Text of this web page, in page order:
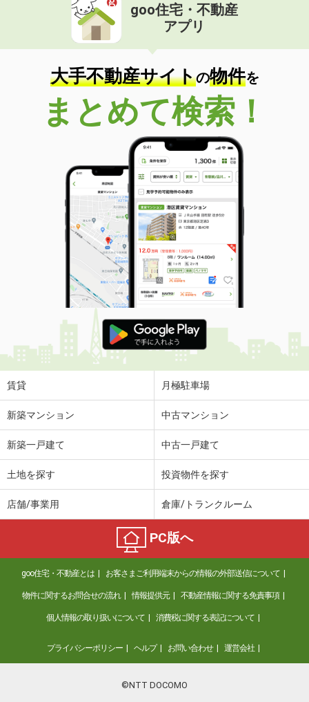
goo住宅・不動産
アプリ
大手不動産サイトの物件を
まとめて検索！
賃貸 月極駐車場
新築マンション 中古マンション
新築一戸建て 中古一戸建て
土地を探す 投資物件を探す
店舗/事業用 倉庫/トランクルーム
PC版へ
goo住宅・不動産とは お客さまご利用端末からの情報の外部送信について
物件に関するお問合せの流れ 情報提供元 不動産情報に関する免責事項
個人情報の取り扱いについて 消費税に関する表記について
プライバシーポリシー ヘルプ お問い合わせ 運営会社
©NTT DOCOMO